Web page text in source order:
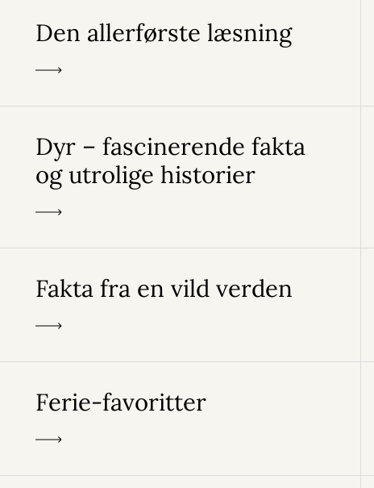
Den allerførste læsning
Dyr – fascinerende fakta
og utrolige historier
Fakta fra en vild verden
Ferie-favoritter